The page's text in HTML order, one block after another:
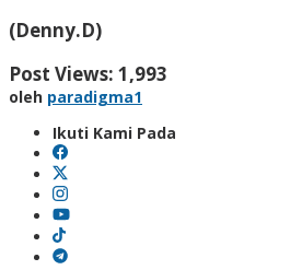
(Denny.D)
Post Views: 1,993
oleh paradigma1
Ikuti Kami Pada